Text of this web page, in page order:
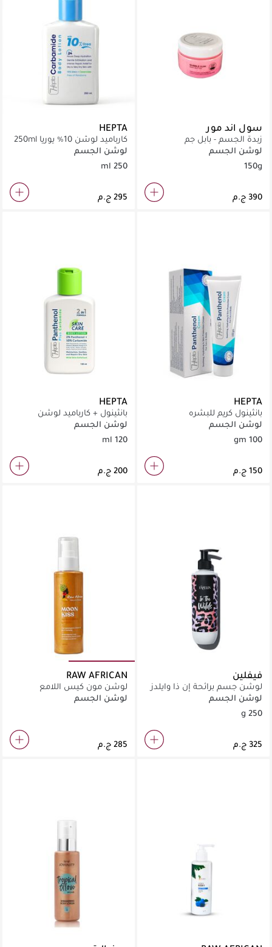
سول اند مور
زبدة الجسم - بابل جم
لوشن الجسم
150g
HEPTA
كارباميد لوشن 10% يوريا 250ml
لوشن الجسم
250 ml
HEPTA
بانثينول كريم للبشره
لوشن الجسم
100 gm
HEPTA
بانثينول + كارباميد لوشن
للجسم 120ml
لوشن الجسم
120 ml
فيفلين
لوشن جسم برائحة إن ذا وايلدز
لوشن الجسم
250 g
RAW AFRICAN
لوشن مون كيس اللامع
لوشن الجسم